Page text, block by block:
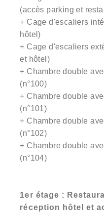
(accès parking et
+ Cage d'escaliers
hôtel)
+ Cage d'escaliers
et hôtel)
+ Chambre double
(n°100)
+ Chambre double
(n°101)
+ Chambre double
(n°102)
+ Chambre double
(n°104)
1er étage :
réception hôtel et